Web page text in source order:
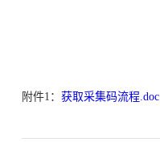
附件1： 获取采集码流程.doc